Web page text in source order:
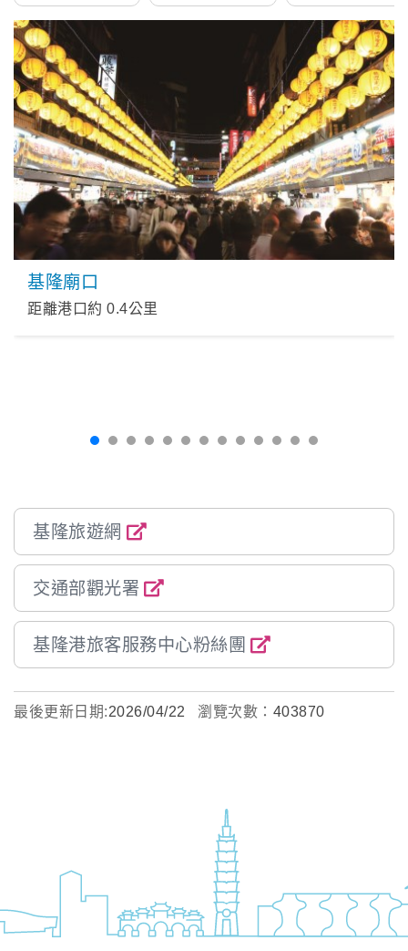
基隆廟口
距離港口約 0.4公里
基隆旅遊網
交通部觀光署
基隆港旅客服務中心粉絲團
最後更新日期:2026/04/22 瀏覽次數： 403870